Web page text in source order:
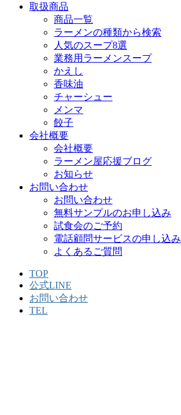
取扱商品
商品一覧
ラーメンの種類から検索
人気のスープ8選
業務用ラーメンスープ
かえし
香味油
チャーシュー
メンマ
餃子
会社概要
会社概要
ラーメン屋応援ブログ
お知らせ
お問い合わせ
お問い合わせ
無料サンプルのお申し込み
試食会のご予約
電話顧問サービスの申し込み
よくあるご質問
TOP
公式LINE
お問い合わせ
TEL